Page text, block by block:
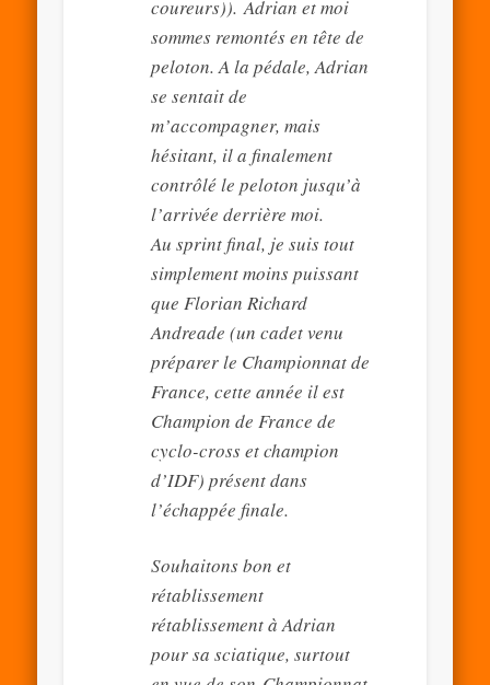
coureurs)). Adrian et moi
sommes remontés en tête de
peloton. A la pédale, Adrian
se sentait de
m’accompagner, mais
hésitant, il a finalement
contrôlé le peloton jusqu’à
l’arrivée derrière moi.
Au sprint final, je suis tout
simplement moins puissant
que Florian Richard
Andreade (un cadet venu
préparer le Championnat de
France, cette année il est
Champion de France de
cyclo-cross et champion
d’IDF) présent dans
l’échappée finale.
Souhaitons bon et
rétablissement
rétablissement à Adrian
pour sa sciatique, surtout